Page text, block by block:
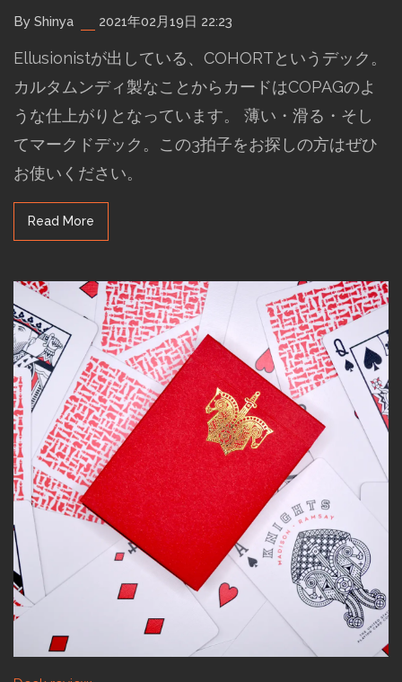
By Shinya 2021年02月19日 22:23
Ellusionistが出している、COHORTというデック。
カルタムンディ製なことからカードはCOPAGのよ
うな仕上がりとなっています。 薄い・滑る・そし
てマークドデック。この3拍子をお探しの方はぜひ
お使いください。
Read More